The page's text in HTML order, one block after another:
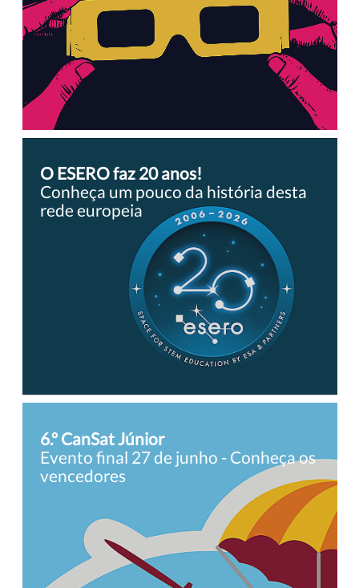
O ESERO faz 20 anos!
Conheça um pouco da história desta
rede europeia
6.º CanSat Júnior
Evento final 27 de junho - Conheça os
vencedores